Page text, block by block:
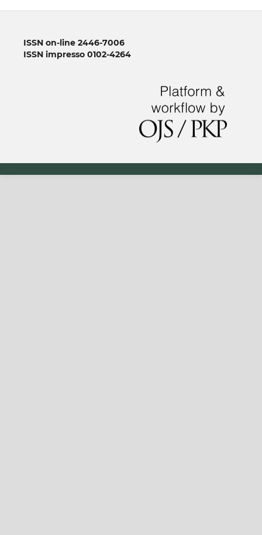
ISSN on-line 2446-7006
ISSN impresso 0102-4264